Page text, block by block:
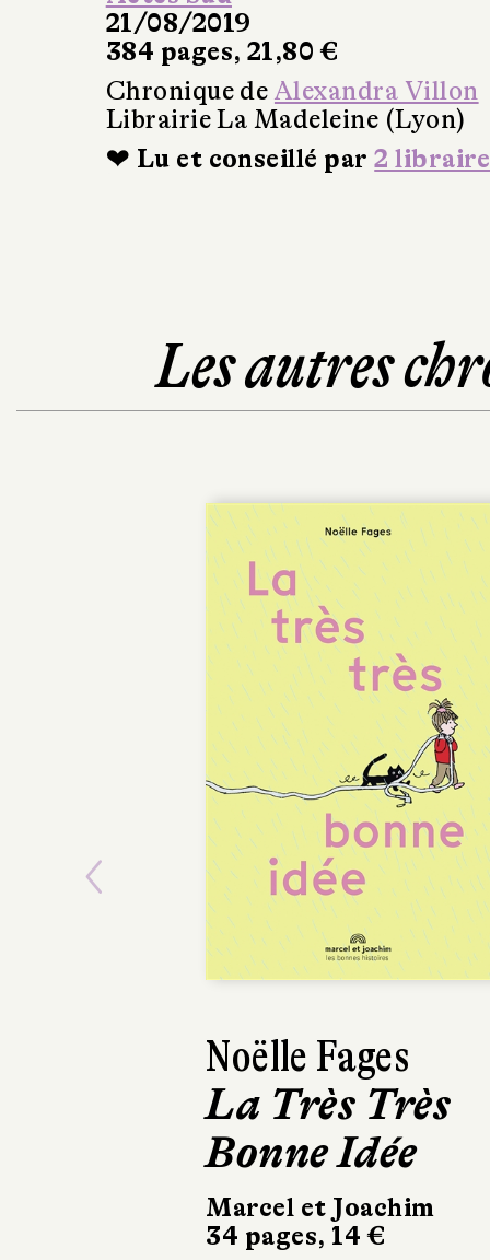
21/08/2019
384 pages, 21,80 €
Chronique de Alexandra Villon
Librairie La Madeleine (Lyon)
❤ Lu et conseillé par2
Les autres
Anaïs Halard,
Otero
L’Île des
mythes, t. 2
Previous